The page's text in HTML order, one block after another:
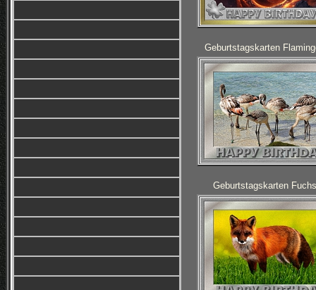
Geburtstagskarten
Geburtstagskarten